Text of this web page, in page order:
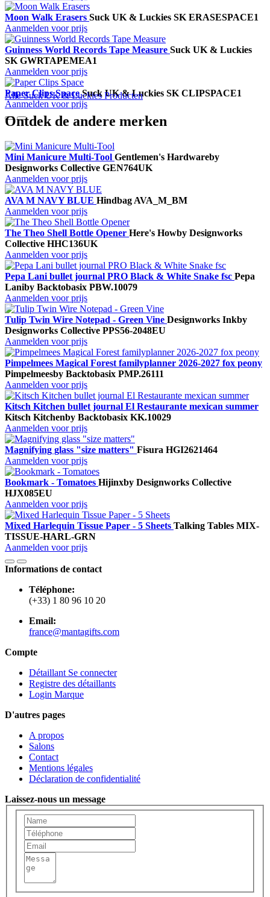
Moon Walk Erasers Suck UK & Luckies SK ERASESPACE1
Aanmelden voor prijs
Guinness World Records Tape Measure Suck UK & Luckies
SK GWRTAPEMEA1
Aanmelden voor prijs
Paper Clips SpaceSuck UK & Luckies SK CLIPSPACE1
Aanmelden voor prijs
Alle Suck UK & Luckies Producten
Ontdek de andere merken
Mini Manicure Multi-Tool Gentlemen's Hardwareby
Designworks Collective GEN764UK
Aanmelden voor prijs
AVA M NAVY BLUE HindbagAVA_M_BM
Aanmelden voor prijs
The Theo Shell Bottle Opener Here's Howby Designworks
Collective HHC136UK
Aanmelden voor prijs
Pepa Lani bullet journal PRO Black & White Snake fsc Pepa
Laniby Backtobasix PBW.10079
Aanmelden voor prijs
Tulip Twin Wire Notepad - Green Vine Designworks Inkby
Designworks Collective PPS56-2048EU
Aanmelden voor prijs
Pimpelmees Magical Forest familyplanner 2026-2027 fox peony
Pimpelmeesby Backtobasix PMP.26111
Aanmelden voor prijs
Kitsch Kitchen bullet journal El Restaurante mexican summer
Kitsch Kitchenby Backtobasix KK.10029
Aanmelden voor prijs
Magnifying glass "size matters" Fisura HGI2621464
Aanmelden voor prijs
Bookmark - Tomatoes Hijinxby Designworks Collective
HJX085EU
Aanmelden voor prijs
Mixed Harlequin Tissue Paper - 5 Sheets Talking Tables MIX-
TISSUE-HARL-GRN
Aanmelden voor prijs
Informations de contact
Téléphone:
(+33) 1 80 96 10 20
Email:
france@mantagifts.com
Compte
Détaillant Se connecter
Registre des détaillants
Login Marque
D'autres pages
A propos
Salons
Contact
Mentions légales
Déclaration de confidentialité
Laissez-nous un message